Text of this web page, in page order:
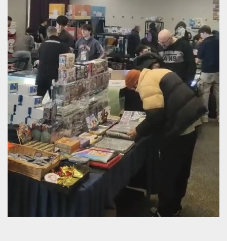
PHPSESSID
PHP.net
oooh.events
Sesión
Cookie
generada por
aplicaciones
basadas en el
lenguaje PHP.
Este es un
identificador de
propósito
general que se
utiliza para
mantener las
variables de
sesión del
Normalmente es
un número
generado al
azar, la forma en
que se usa
puede ser
específico del
sitio, pero un
buen ejemplo es
mantener un
estado de inicio
de sesión para
un usuario entre
páginas.